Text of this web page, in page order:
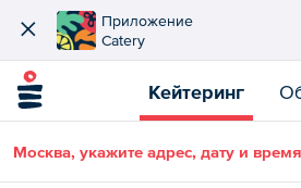
Приложение
Catery
Кейтеринг
Москва, укажите адрес, дату и время